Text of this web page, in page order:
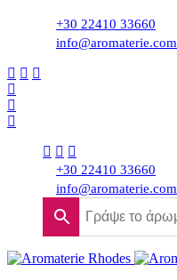
+30 22410 33660
info@aromaterie.com
+30 22410 33660
info@aromaterie.com